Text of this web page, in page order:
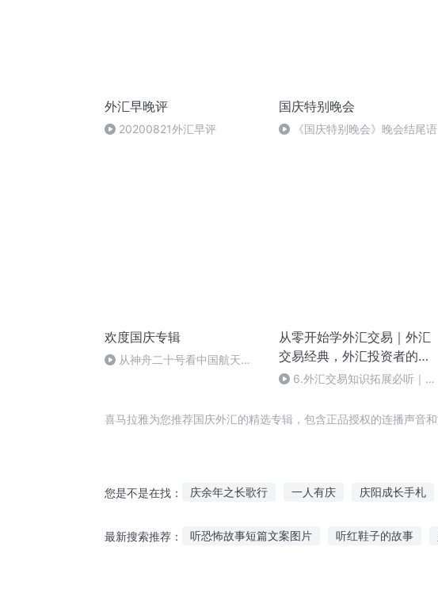
外汇早晚评
20200821外汇早评
国庆特别晚会
《国庆特别晚会》晚会结尾语
欢度国庆专辑
从神舟二十号看中国航天
从零开始学外汇交易｜外汇
交易经典，外汇投资者的工
具书｜实用、简单、易学、
略
6.外汇交易知识拓展必听｜中
喜马拉雅为您推荐国庆外汇的精选专辑，包含正品授权的连播声音
您是不是在找： 庆余年之长歌行 一人有庆 庆阳成长手札
最新搜索推荐： 听恐怖故事短篇文案图片 听红鞋子的故事